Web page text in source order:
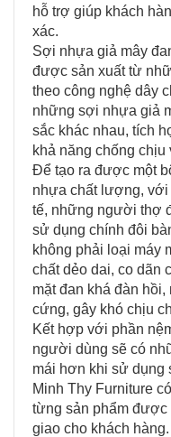
hỗ trợ giúp khách
xác.
Sợi nhựa giả mây
được sản xuất từ
theo công nghệ dây
những sợi nhựa giả
sắc khác nhau, tích
khả năng chống
Để tạo ra được một
nhựa chất lượng, với
tế, những người thợ
sử dụng chính đôi
không phải loại máy
chất dẻo dai, co dãn
mặt đan khá đàn
cứng, gây khó chịu
Kết hợp với phần
người dùng sẽ có
mái hơn khi sử dụng
Minh Thy Furniture
từng sản phẩm được
giao cho khách hàng.